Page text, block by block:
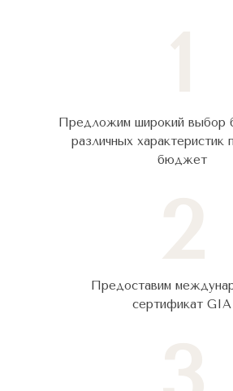
Предложим широкий выбор
различных характеристик
бюджет
Предоставим
сертификат GIA